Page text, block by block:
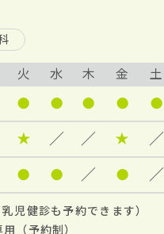
火 水 木 金
土
● ● ● ● ●
★ ／ ／ ★ ／
● ● ／ ● ／
児健診も予約できます）
（予約制）